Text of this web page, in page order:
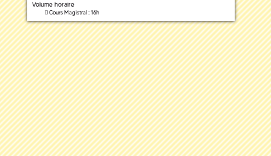
Volume horaire
Cours Magistral : 16h